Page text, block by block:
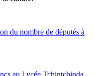
du nombre de députés à
au Lycée Tchintchinda